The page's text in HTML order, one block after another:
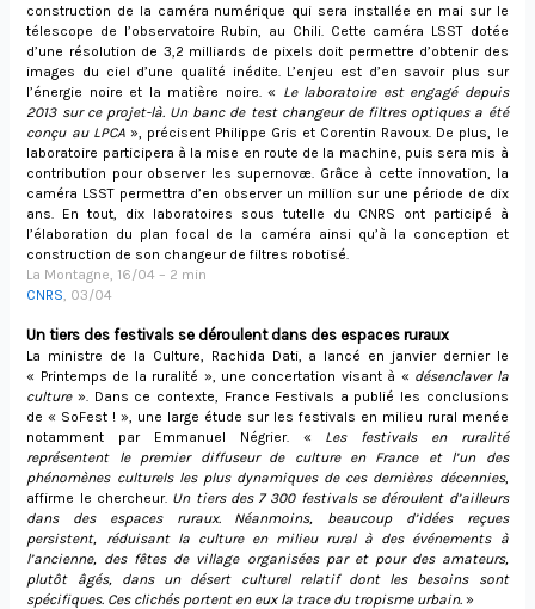
construction de la caméra numérique qui sera installée en mai sur le
télescope de l’observatoire Rubin, au Chili. Cette caméra LSST dotée
d’une résolution de 3,2 milliards de pixels doit permettre d’obtenir des
images du ciel d’une qualité inédite. L’enjeu est d’en savoir plus sur
l’énergie noire et la matière noire. « Le laboratoire est engagé depuis
2013 sur ce projet-là. Un banc de test changeur de filtres optiques a été
conçu au LPCA», précisent Philippe Gris et Corentin Ravoux. De plus, le
laboratoire participera à la mise en route de la machine, puis sera mis à
contribution pour observer les supernovæ. Grâce à cette innovation, la
caméra LSST permettra d’en observer un million sur une période de dix
ans. En tout, dix laboratoires sous tutelle du CNRS ont participé à
l’élaboration du plan focal de la caméra ainsi qu’à la conception et
construction de son changeur de filtres robotisé.
La Montagne, 16/04 – 2 min
CNRS , 03/04
Un tiers des festivals se déroulent dans des espaces ruraux
La ministre de la Culture, Rachida Dati, a lancé en janvier dernier le
« Printemps de la ruralité », une concertation visant à « désenclaver la
culture». Dans ce contexte, France Festivals a publié les conclusions
de « SoFest ! », une large étude sur les festivals en milieu rural menée
notamment par Emmanuel Négrier. « Les festivals en ruralité
représentent le premier diffuseur de culture en France et l’un des
phénomènes culturels les plus dynamiques de ces dernières décennies,
affirme le chercheur. Un tiers des 7 300 festivals se déroulent d’ailleurs
dans des espaces ruraux. Néanmoins, beaucoup d’idées reçues
persistent, réduisant la culture en milieu rural à des événements à
l’ancienne, des fêtes de village organisées par et pour des amateurs,
plutôt âgés, dans un désert culturel relatif dont les besoins sont
spécifiques. Ces clichés portent en eux la trace du tropisme urbain.»